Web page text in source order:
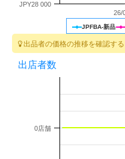
JPFBA-新品
26/
JPY28 000
出品者の価格の推移を確認する
出店者数
0店舗